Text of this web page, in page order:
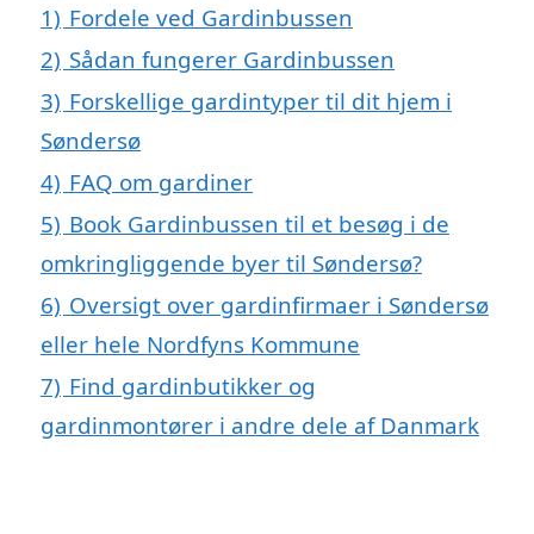
1) Fordele ved Gardinbussen
2) Sådan fungerer Gardinbussen
3) Forskellige gardintyper til dit hjem i
Søndersø
4) FAQ om gardiner
5) Book Gardinbussen til et besøg i de
omkringliggende byer til Søndersø?
6) Oversigt over gardinfirmaer i Søndersø
eller hele Nordfyns Kommune
7) Find gardinbutikker og
gardinmontører i andre dele af Danmark